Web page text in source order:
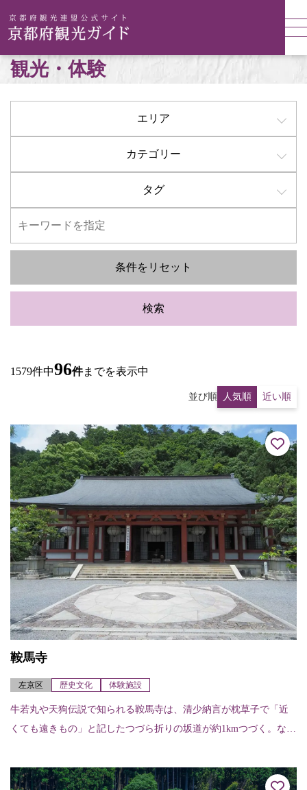
観光・体験
エリア
カテゴリー
タグ
条件をリセット
検索
1579件中96件までを表示中
並び順 人気順 近い順
鞍馬寺
左京区 歴史文化 体験施設
牛若丸や天狗伝説で知られる鞍馬寺は、清少納言が枕草子で「近
くても遠きもの」と記したつづら折りの坂道が約1kmつづく。なか
殿前からは比叡山...